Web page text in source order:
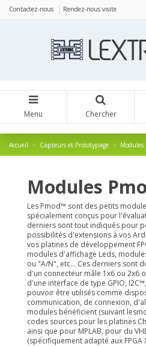
Contactez-nous Rendez-nous visite
Menu Chercher
Accueil Capteurs et Prototypage Modules
Modules
Les Pmod™ sont des petits
spécialement conçus pour
derniers sont tout indiqués pour
possibilités d'extensions à vos
vos platines de développement
modules d'affichage Leds,
ou "A/N", etc... Ces derniers sont
d'un connecteur mâle 1x6 ou 2x6
d'une interface de type GPIO,
pouvoir être utilisés comme
communication, de connexion,
modules bénéficient (suivant
codes sources pour les platines
ainsi que pour MPLAB, pour du
(spécifiquement adapté aux FPGA
Panneau de gestion des cookies